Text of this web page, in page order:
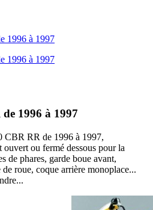
1996 à 1997
1996 à 1997
1996 à 1997
CBR RR de 1996 à 1997,
ouvert ou fermé dessous pour la
de phares, garde boue avant,
de roue, coque arrière monoplace...